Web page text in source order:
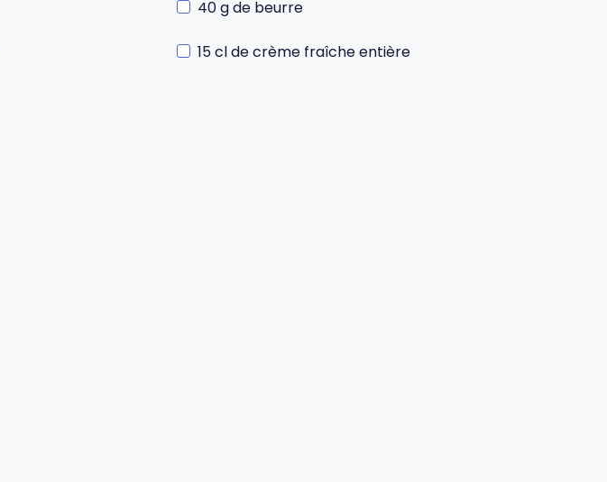
40 g de beurre
15 cl de crème fraîche entière